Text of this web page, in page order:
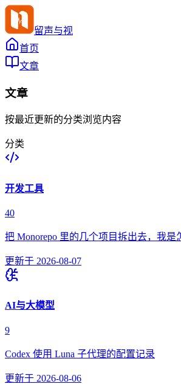
留声与视
首页
文章
文章
按最近更新的分类浏览内容
分类
开发工具
40
把 Monorepo 里的几个项目拆出去，我是
更新于 2026-08-07
AI与大模型
9
Codex 使用 Luna 子代理的配置记录
更新于 2026-08-06